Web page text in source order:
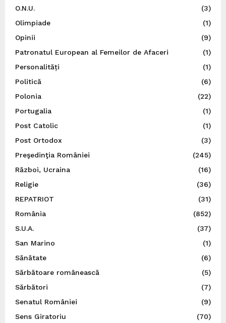
O.N.U.
(3)
Olimpiade
(1)
Opinii
(9)
Patronatul European al Femeilor de Afaceri
(1)
Personalități
(1)
Politică
(6)
Polonia
(22)
Portugalia
(1)
Post Catolic
(1)
Post Ortodox
(3)
Preşedinţia României
(245)
Război, Ucraina
(16)
Religie
(36)
REPATRIOT
(31)
România
(852)
S.U.A.
(37)
San Marino
(1)
Sănătate
(6)
Sărbătoare românească
(5)
Sărbători
(7)
Senatul României
(9)
Sens Giratoriu
(70)